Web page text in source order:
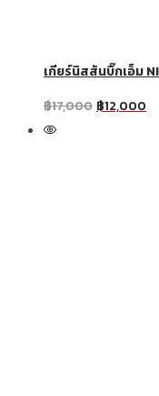
เกียร์นิสสันบิ๊กเอ็ม
฿17,000 ฿12,000